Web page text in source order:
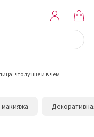
что лучше и в чем
макияжа